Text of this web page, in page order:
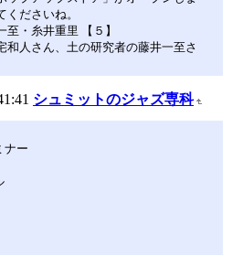
ださいね。
・糸井重里 【５】
和人さん、土の研究者の藤井一至さ
シュミットのジャズ専科
ナー